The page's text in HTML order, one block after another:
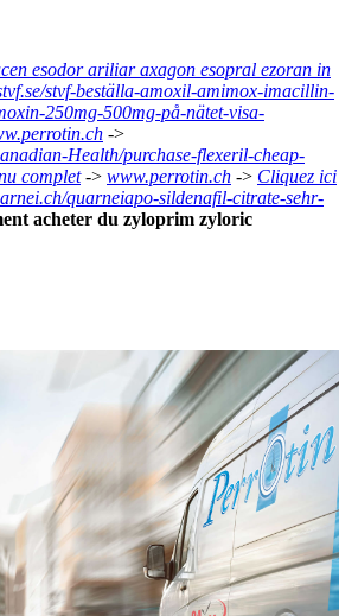
esodor ariliar axagon esopral ezoran in
stvf-beställa-amoxil-amimox-imacillin-
250mg-500mg-på-nätet-visa-
->
Health/purchase-flexeril-cheap-
complet-> www.perrotin.ch -> Cliquez ici
quarneiapo-sildenafil-citrate-sehr-
acheter du zyloprim zyloric